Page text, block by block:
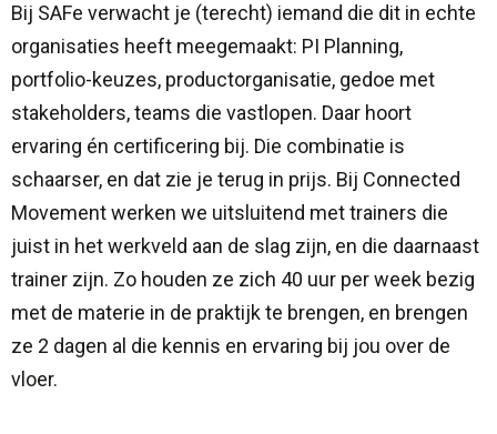
Bij SAFe verwacht je (terecht) iemand die dit in echte
organisaties heeft meegemaakt: PI Planning,
portfolio-keuzes, productorganisatie, gedoe met
stakeholders, teams die vastlopen. Daar hoort
ervaring én certificering bij. Die combinatie is
schaarser, en dat zie je terug in prijs. Bij Connected
Movement werken we uitsluitend met trainers die
juist in het werkveld aan de slag zijn, en die daarnaast
trainer zijn. Zo houden ze zich 40 uur per week bezig
met de materie in de praktijk te brengen, en brengen
ze 2 dagen al die kennis en ervaring bij jou over de
vloer.